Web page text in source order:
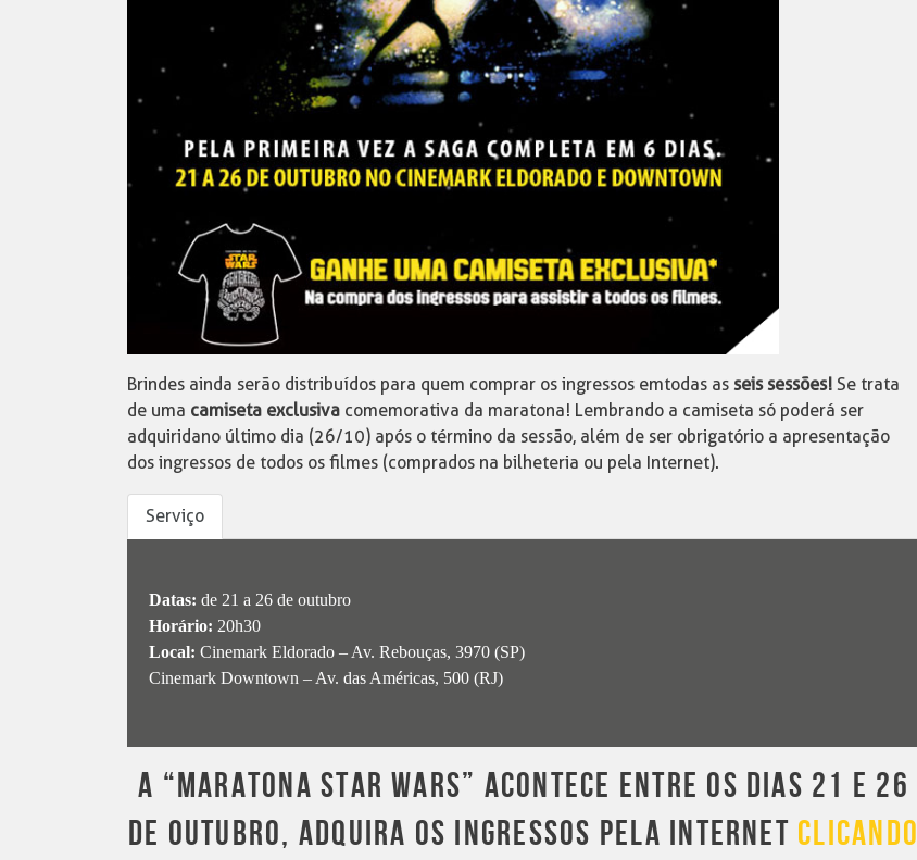
Brindes ainda serão distribuídos para quem comprar os ingressos em todas as seis sessões! Se trata
de uma camiseta exclusiva comemorativa da maratona! Lembrando a camiseta só poderá ser
adquirida no último dia (26/10) após o término da sessão, além de ser obrigatório a apresentação
dos ingressos de todos os filmes (comprados na bilheteria ou pela Internet).
Serviço
Datas: de 21 a 26 de outubro
Horário: 20h30
Local: Cinemark Eldorado – Av. Rebouças, 3970 (SP)
Cinemark Downtown – Av. das Américas, 500 (RJ)
A “MARATONA STAR WARS” ACONTECE ENTRE OS DIAS 21 E 26
DE OUTUBRO, ADQUIRA OS INGRESSOS PELA INTERNET CLICANDO